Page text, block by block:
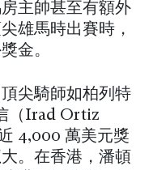
主帥甚至有額外
雄馬時出賽時，
金。
尖騎師如柏列特
（Irad Ortiz
4,000 萬美元獎
。在香港，潘頓